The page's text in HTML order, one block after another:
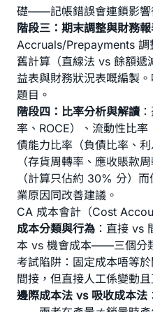
礎——記帳錯誤會連鎖影響
階段三：期末調整與財務
Accruals/Prepayments 調
舊計算（直線法 vs 餘額遞
益表與財務狀況表嘅編製
題目。
階段四：比率分析與解讀
率、ROCE）、流動性比
債能力比率（負債比率、
（存貨周轉率、應收賬款
（計算只佔約 30% 分）
業原因同改善建議。
CA 成本會計（Cost
成本分類與行為 ：直接 vs
本 vs 機會成本——三個分
考試陷阱：固定成本唔等
間接，但直接人工係變動且
邊際成本法 vs 吸收成本法